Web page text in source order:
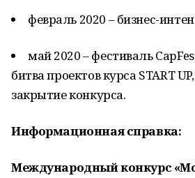
февраль 2020 – бизнес-
май 2020 – фестиваль
битва проектов курса START
закрытие конкурса.
Информационная справка:
Международный конкурс